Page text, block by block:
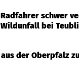
Radfahrer schwer
Wildunfall bei